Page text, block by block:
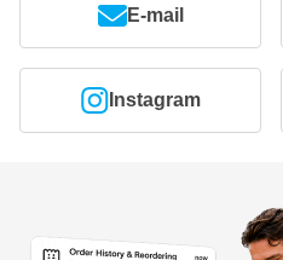
E-mail
Instagram